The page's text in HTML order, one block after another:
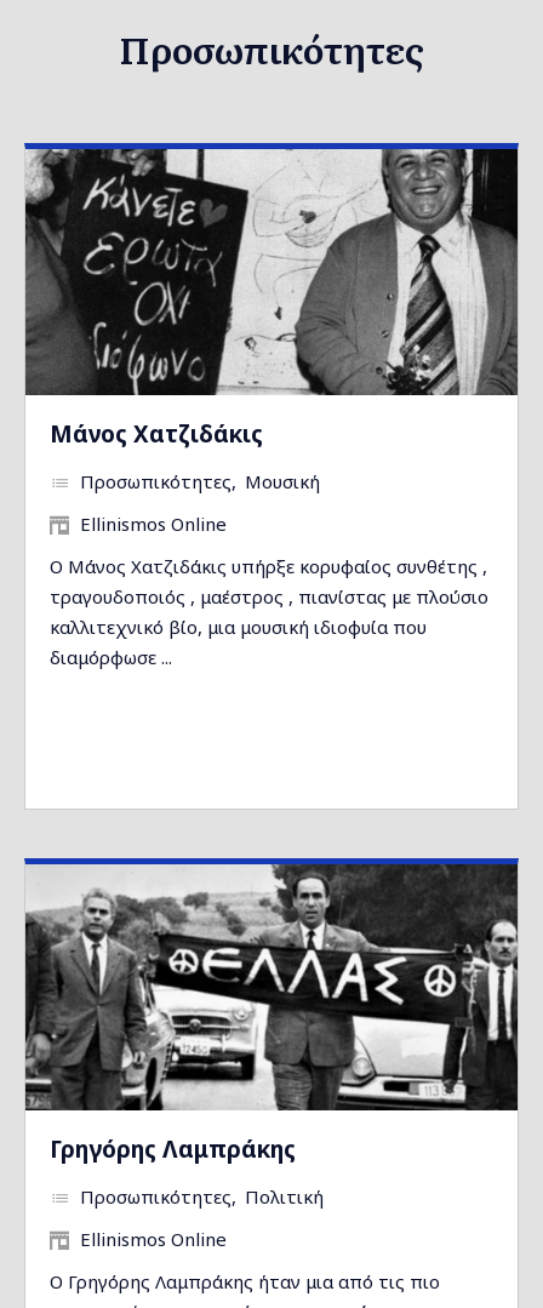
Προσωπικότητες
Μάνος Χατζιδάκις
Προσωπικότητες
Μουσική
Ellinismos Online
Ο Μάνος Χατζιδάκις υπήρξε κορυφαίος συνθέτης ,
τραγουδοποιός , μαέστρος , πιανίστας με πλούσιο
καλλιτεχνικό βίο, μια μουσική ιδιοφυία που
διαμόρφωσε ...
Γρηγόρης Λαμπράκης
Προσωπικότητες
Πολιτική
Ellinismos Online
Ο Γρηγόρης Λαμπράκης ήταν μια από τις πιο